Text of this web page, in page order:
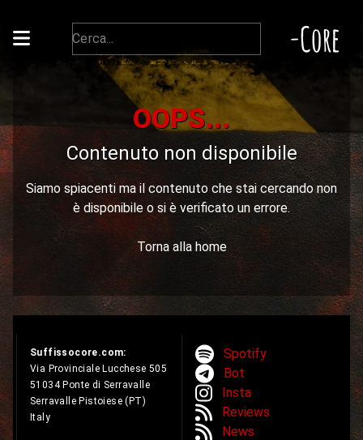
-Core
OOPS...
Contenuto non disponibile
Siamo spiacenti ma il contenuto che stai cercando non
è disponibile o si è verificato un errore.
Torna alla home
Suffissocore.com:
Via Provinciale Lucchese 505
51034 Ponte di Serravalle
Serravalle Pistoiese (PT)
Italy
Spotify
Bot
Insta
Reviews
News